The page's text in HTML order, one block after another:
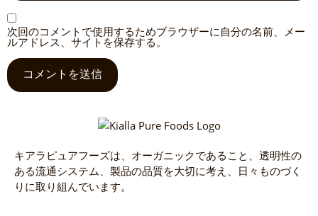
次回のコメントで使用するためブラウザーに自分の名前、メー
ルアドレス、サイトを保存する。
キアラピュアフーズは、オーガニックであること、透明性の
ある流通システム、製品の品質を大切に考え、日々ものづく
りに取り組んでいます。